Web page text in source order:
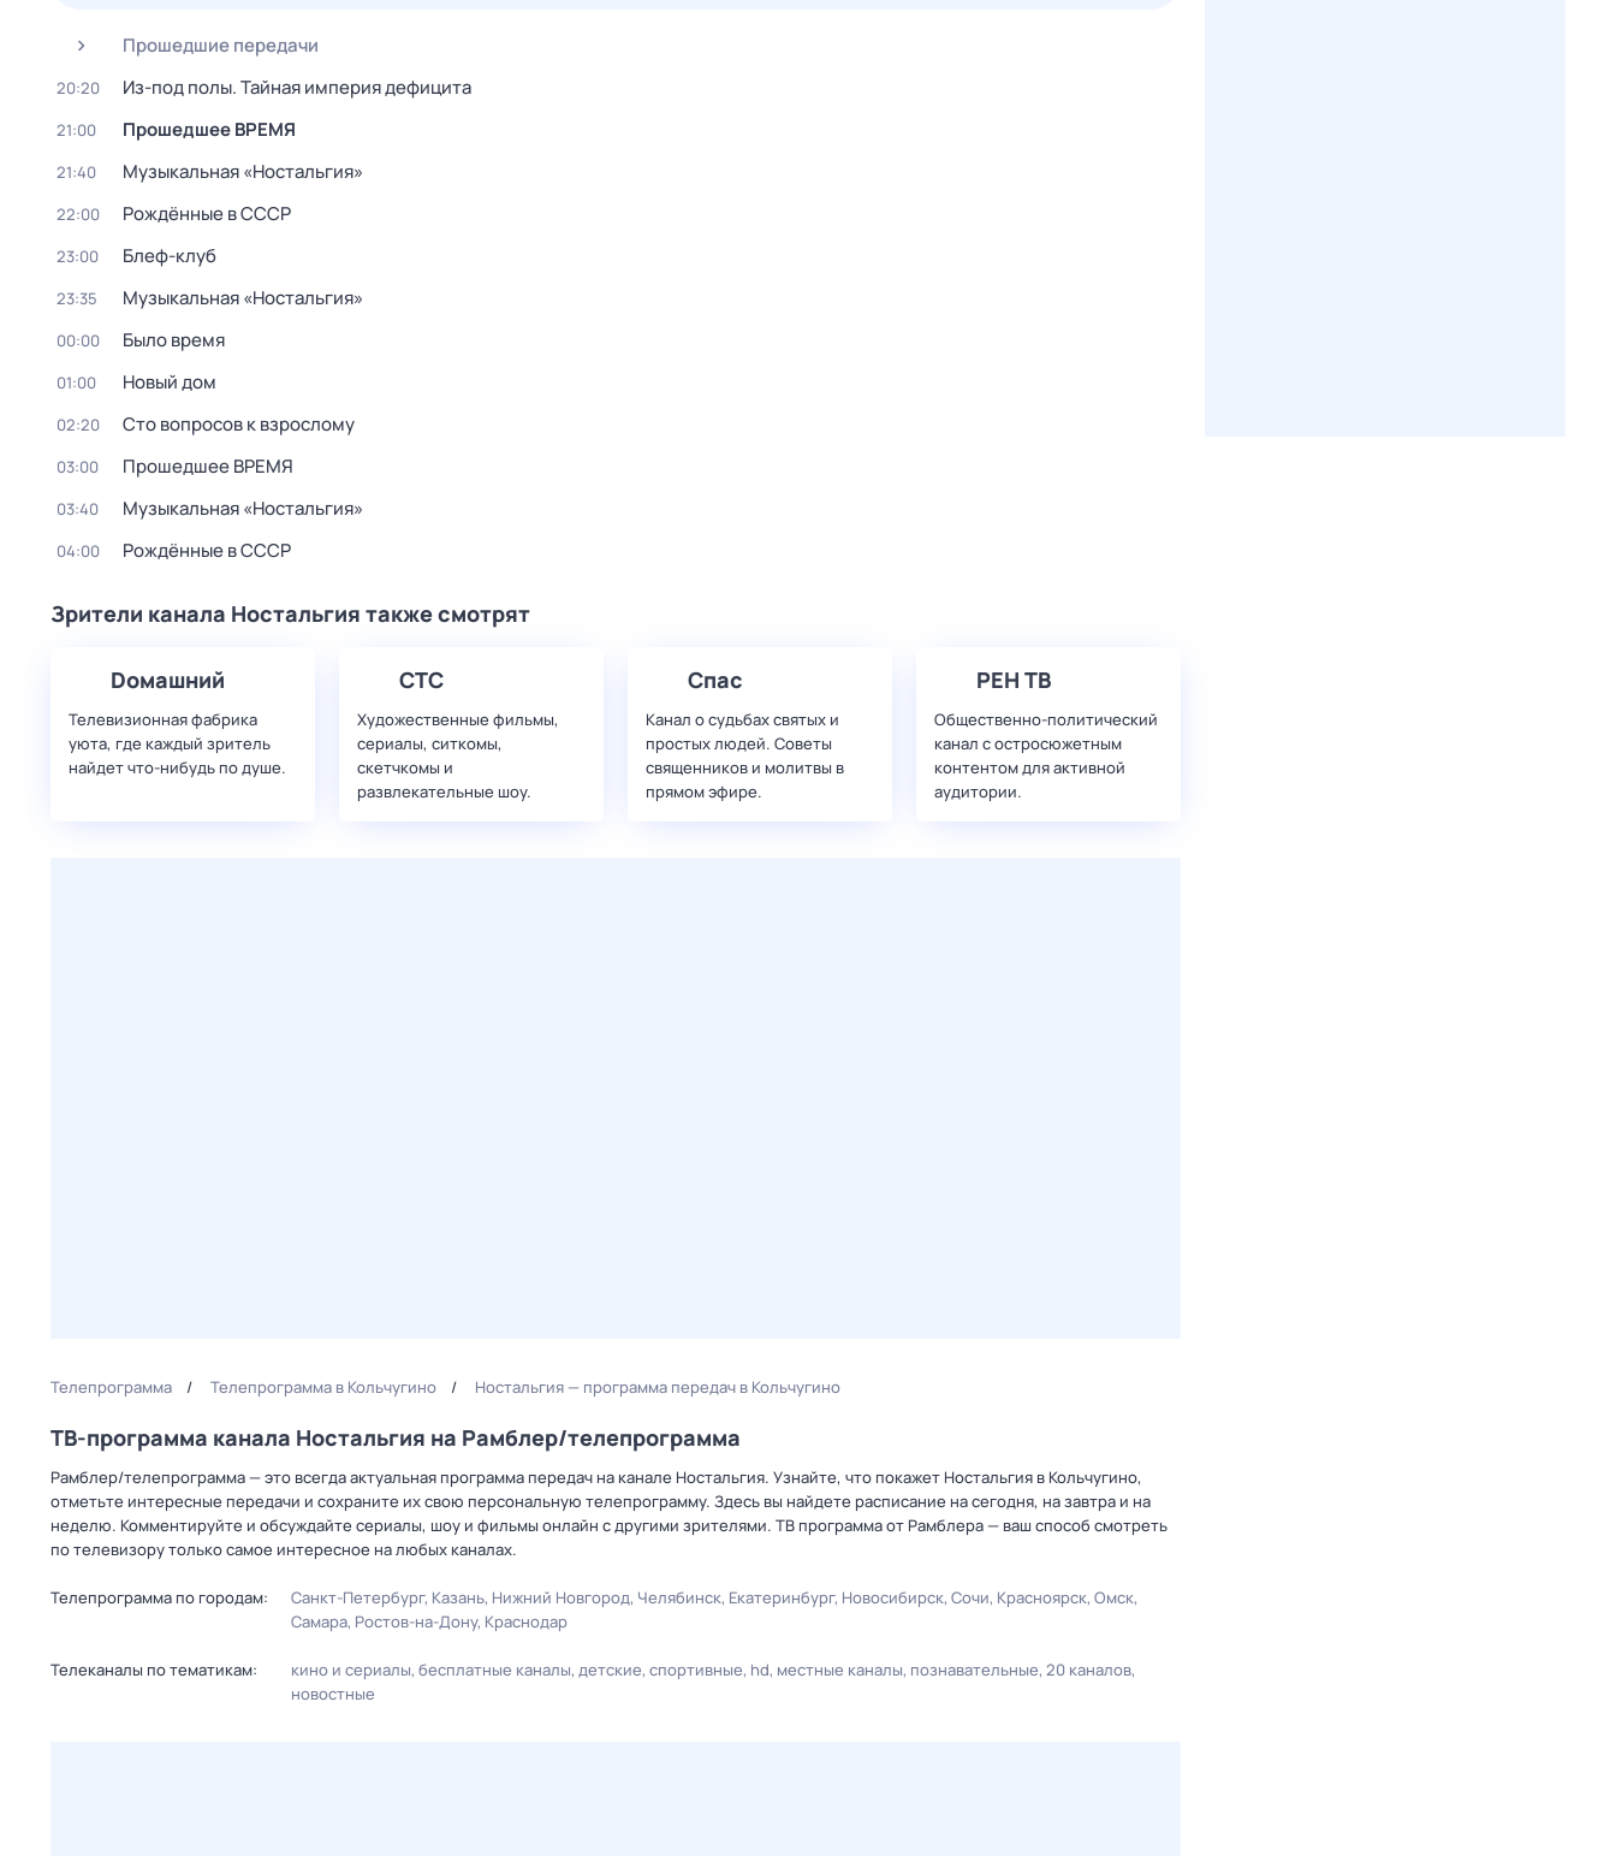
Прошедшие передачи
20:20 Из-под полы. Тайная империя дефицита
21:00 Прошедшее ВРЕМЯ
21:40 Музыкальная «Ностальгия»
22:00 Рождённые в СССР
23:00 Блеф-клуб
23:35 Музыкальная «Ностальгия»
00:00 Было время
01:00 Новый дом
02:20 Сто вопросов к взрослому
03:00 Прошедшее ВРЕМЯ
03:40 Музыкальная «Ностальгия»
04:00 Рождённые в СССР
Зрители канала Ностальгия также смотрят
Dомашний
Телевизионная фабрика
уюта, где каждый зритель
найдет что‑нибудь по душе.
СТС
Художественные фильмы,
сериалы, ситкомы,
скетчкомы и
развлекательные шоу.
Спас
Канал о судьбах святых и
простых людей. Советы
священников и молитвы в
прямом эфире.
РЕН ТВ
Общественно-политический
канал с остросюжетным
контентом для активной
аудитории.
Телепрограмма Телепрограмма в Кольчугино Ностальгия — программа передач в Кольчугино
ТВ-программа канала Ностальгия на Рамблер/телепрограмма
Рамблер/телепрограмма — это всегда актуальная программа передач на канале Ностальгия. Узнайте, что покажет Ностальгия в Кольчугино,
отметьте интересные передачи и сохраните их свою персональную телепрограмму. Здесь вы найдете расписание на сегодня, на завтра и на
неделю. Комментируйте и обсуждайте сериалы, шоу и фильмы онлайн с другими зрителями. ТВ программа от Рамблера — ваш способ смотреть
по телевизору только самое интересное на любых каналах.
Телепрограмма по городам: Санкт-Петербург Казань Нижний Новгород Челябинск Екатеринбург Новосибирск Сочи Красноярск Омск
Самара Ростов-на-Дону Краснодар
Телеканалы по тематикам: кино и сериалы бесплатные каналы детские спортивные hd местные каналы познавательные 20 каналов
новостные